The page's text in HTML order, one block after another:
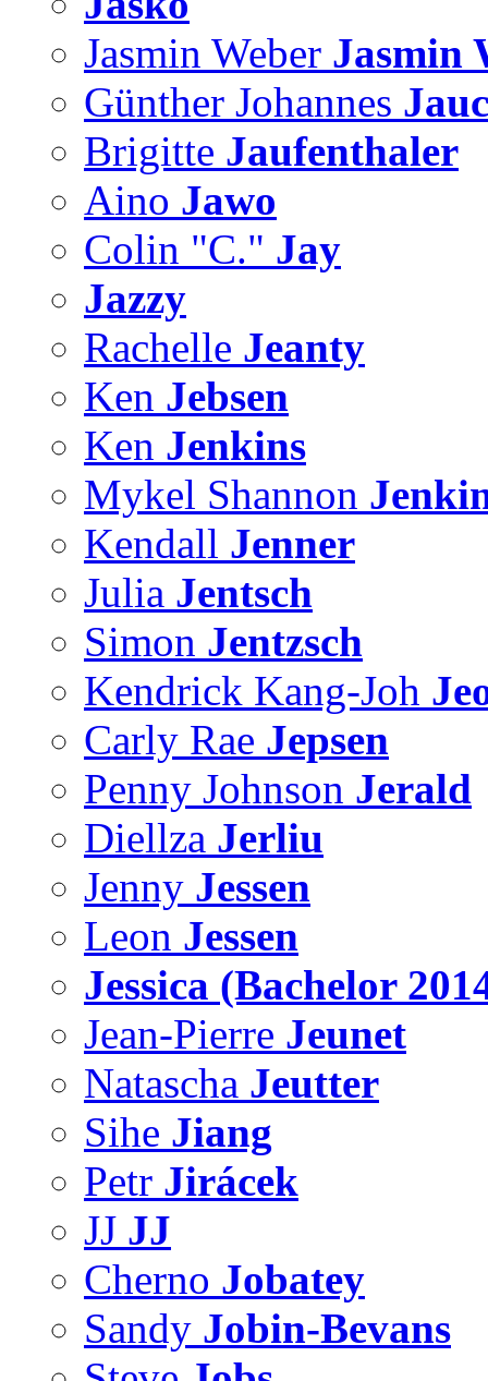
Jasmin Weber Jasmin
Günther Johannes
Brigitte Jaufenthaler
Aino Jawo
Colin "C." Jay
Jazzy
Rachelle Jeanty
Ken Jebsen
Ken Jenkins
Mykel Shannon
Kendall Jenner
Julia Jentsch
Simon Jentzsch
Kendrick Kang-Joh
Carly Rae Jepsen
Penny Johnson Jerald
Diellza Jerliu
Jenny Jessen
Leon Jessen
Jessica (Bachelor
Jean-Pierre Jeunet
Natascha Jeutter
Sihe Jiang
Petr Jirácek
JJ JJ
Cherno Jobatey
Sandy Jobin-Bevans